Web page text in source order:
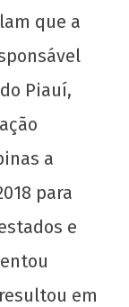
que a
Piauí,
a
para
e
em